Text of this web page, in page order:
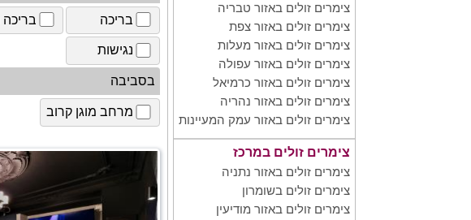
צימרים זולים באזור טבריה
צימרים זולים באזור צפת
צימרים זולים באזור מעלות
צימרים זולים באזור עפולה
צימרים זולים באזור כרמיאל
צימרים זולים באזור נהריה
צימרים זולים באזור עמק המעיינות
צימרים זולים במרכז
צימרים זולים באזור נתניה
צימרים זולים בשומרון
צימרים זולים באזור מודיעין
בריכה
נגישות
בסביבה
מרחב מוגן קרוב